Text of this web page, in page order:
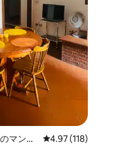
平均評価
マンシ
レビュー118件、5つ
4.97 (118)